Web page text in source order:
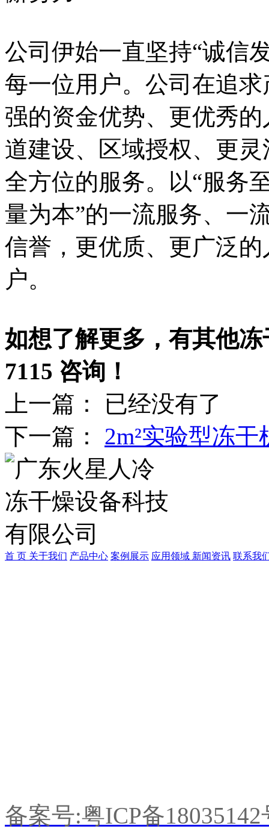
公司伊始一直坚持“诚信
每一位用户。公司在追
强的资金优势、更优秀
道建设、区域授权、更
全方位的服务。以“服务
量为本”的一流服务、一
信誉，更优质、更广泛
户。
如想了解更多，有其他
7115 咨询！
上一篇： 已经没有了
下一篇： 2m²实验型冻
首 页 关于我们 产品中心 案例展示 应用领域 新闻资讯 联系我
备案号:粤ICP备18035142